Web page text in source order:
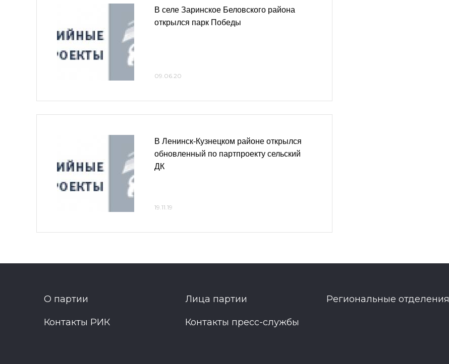
В селе Заринское Беловского района
открылся парк Победы
09.06.20
В Ленинск-Кузнецком районе открылся
обновленный по партпроекту сельский
ДК
19.11.19
О партии Лица партии Региональные отделения
Контакты РИК Контакты пресс-службы